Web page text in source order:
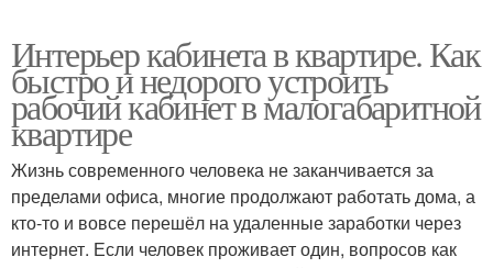
Интерьер кабинета в квартире. Как
быстро и недорого устроить
рабочий кабинет в малогабаритной
квартире
Жизнь современного человека не заканчивается за
пределами офиса, многие продолжают работать дома, а
кто-то и вовсе перешёл на удаленные заработки через
интернет. Если человек проживает один, вопросов как